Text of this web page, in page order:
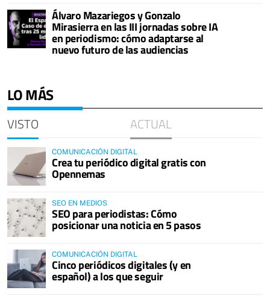
Álvaro Mazariegos y Gonzalo
Mirasierra en las III jornadas sobre IA
en periodismo: cómo adaptarse al
nuevo futuro de las audiencias
LO MÁS
VISTO ACTUAL
COMUNICACIÓN DIGITAL
Crea tu periódico digital gratis con
Opennemas
SEO EN MEDIOS
SEO para periodistas: Cómo
posicionar una noticia en 5 pasos
COMUNICACIÓN DIGITAL
Cinco periódicos digitales (y en
español) a los que seguir